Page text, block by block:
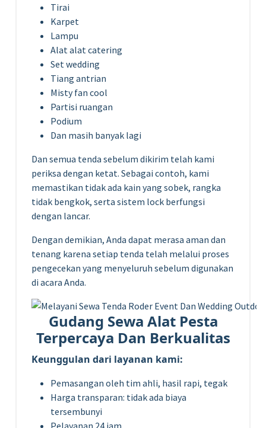
Tirai
Karpet
Lampu
Alat alat catering
Set wedding
Tiang antrian
Misty fan cool
Partisi ruangan
Podium
Dan masih banyak lagi
Dan semua tenda sebelum dikirim telah kami
periksa dengan ketat. Sebagai contoh, kami
memastikan tidak ada kain yang sobek, rangka
tidak bengkok, serta sistem lock berfungsi
dengan lancar.
Dengan demikian, Anda dapat merasa aman dan
tenang karena setiap tenda telah melalui proses
pengecekan yang menyeluruh sebelum digunakan
di acara Anda.
Gudang Sewa Alat Pesta
Terpercaya Dan Berkualitas
Keunggulan dari layanan kami:
Pemasangan oleh tim ahli, hasil rapi, tegak
Harga transparan: tidak ada biaya
tersembunyi
Pelayanan 24 jam